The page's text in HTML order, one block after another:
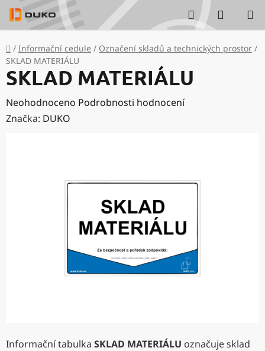
Přejít
na
obsah
Hledat
KOŠÍK
Domů
/ Informační cedule / Označení skladů a technických prostor /
SKLAD MATERIÁLU
Informační tabulka SKLAD MATERIÁLU označuje sklad
SKLAD MATERIÁLU
Průměrné
hodnocení
Neohodnoceno Podrobnosti hodnocení
Značka: DUKO